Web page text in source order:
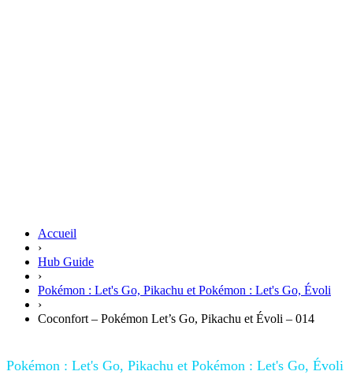
Accueil
›
Hub Guide
›
Pokémon : Let's Go, Pikachu et Pokémon : Let's Go, Évoli
›
Coconfort – Pokémon Let’s Go, Pikachu et Évoli – 014
Pokémon : Let's Go, Pikachu et Pokémon : Let's Go, Évoli